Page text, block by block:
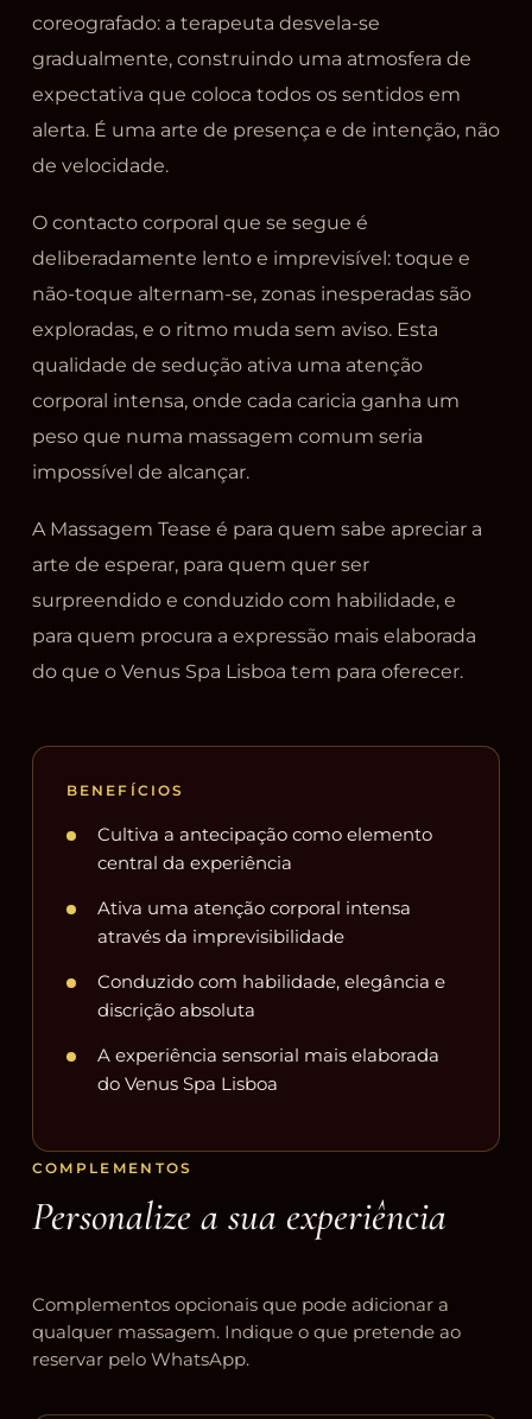
coreografado: a terapeuta desvela-se
gradualmente, construindo uma atmosfera de
expectativa que coloca todos os sentidos em
alerta. É uma arte de presença e de intenção, não
de velocidade.
O contacto corporal que se segue é
deliberadamente lento e imprevisível: toque e
não-toque alternam-se, zonas inesperadas são
exploradas, e o ritmo muda sem aviso. Esta
qualidade de sedução ativa uma atenção
corporal intensa, onde cada caricia ganha um
peso que numa massagem comum seria
impossível de alcançar.
A Massagem Tease é para quem sabe apreciar a
arte de esperar, para quem quer ser
surpreendido e conduzido com habilidade, e
para quem procura a expressão mais elaborada
do que o Venus Spa Lisboa tem para oferecer.
BENEFÍCIOS
Cultiva a antecipação como elemento
central da experiência
Ativa uma atenção corporal intensa
através da imprevisibilidade
Conduzido com habilidade, elegância e
discrição absoluta
A experiência sensorial mais elaborada
do Venus Spa Lisboa
COMPLEMENTOS
Personalize a sua experiência
Complementos opcionais que pode adicionar a
qualquer massagem. Indique o que pretende ao
reservar pelo WhatsApp.